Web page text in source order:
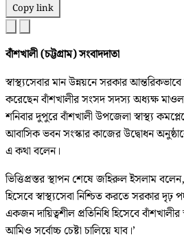
Copy link
বাঁশখালী (চট্টগ্রাম) সংবাদদাতা
স্বাস্থ্যসেবার মান উন্নয়নে সরকার
করেছেন বাঁশখালীর সংসদ সদস্য অধ্যক্ষ
শনিবার দুপুরে বাঁশখালী উপজেলা স্বাস্থ্য
আবাসিক ভবন সংস্কার কাজের উদ্বোধন
এ কথা বলেন।
ভিত্তিপ্রস্তর স্থাপন শেষে জহিরুল ইসলাম
হিসেবে স্বাস্থ্যসেবা নিশ্চিত করতে সরকার
একজন দায়িত্বশীল প্রতিনিধি হিসেবে বাঁশখালীর
আমিও সর্বোচ্চ চেষ্টা চালিয়ে যাব।’